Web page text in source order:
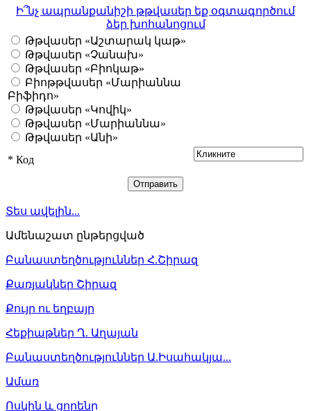
Ի՞նչ ապրանքանիշի թթվասեր եք օգտագործում
ձեր խոհանոցում
Թթվասեր «Աշտարակ կաթ»
Թթվասեր «Չանախ»
Թթվասեր «Բիոկաթ»
Բիոթթվասեր «Մարիաննա
Բիֆիդո»
Թթվասեր «Կովիկ»
Թթվասեր «Մարիաննա»
Թթվասեր «Անի»
* Код
Տես ավելին...
Ամենաշատ ընթերցված
Բանաստեղծություններ Հ.Շիրազ
Քառյակներ Շիրազ
Քույր ու եղբայր
Հեքիաթներ Ղ. Աղայան
Բանաստեղծություններ Ա.Իսահակյա...
Ամառ
Ոսկին և ցորենը